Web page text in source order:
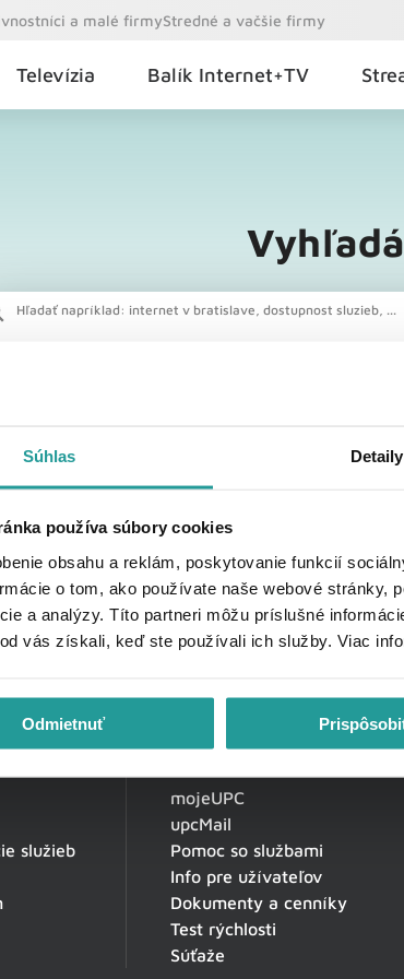
Súhlas Detaily
používa súbory cookies
obsahu a reklám, poskytovanie funkcií
o tom, ako používate naše webové stránky,
a analýzy. Títo partneri môžu príslušné
vás získali, keď ste používali ich služby. Viac
Odmietnuť
a malé firmyStredné a vačšie firmy
Televízia Balík Internet+TV
Hľadať napríklad: internet v bratislave, dostupnost sluzieb, ...
služieb
Zákaznícka zóna
mojeUPC
upcMail
Pomoc so službami
Info pre užívateľov
Dokumenty a cenníky
Test rýchlosti
Súťaže